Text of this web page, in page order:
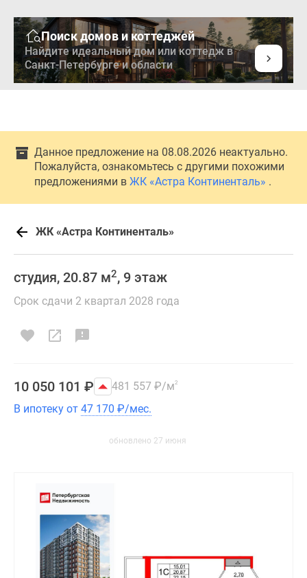
Поиск домов и коттеджей
Найдите идеальный дом или коттедж в
Санкт-Петербурге и области
Данное предложение на 08.08.2026 неактуально.
Пожалуйста, ознакомьтесь с другими похожими
предложениями в ЖК «Астра Континенталь» .
ЖК «Астра Континенталь»
студия, 20.87 м2, 9 этаж
Срок сдачи 2 квартал 2028 года
10 050 101 ₽ 481 557 ₽/м2
В ипотеку от 47 170 ₽/мес.
обновлено 27 июня